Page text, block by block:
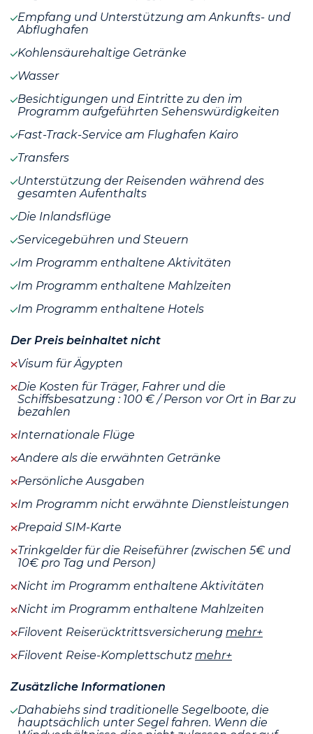
Empfang und Unterstützung am Ankunfts- und
Abflughafen
Kohlensäurehaltige Getränke
Wasser
Besichtigungen und Eintritte zu den im
Programm aufgeführten Sehenswürdigkeiten
Fast-Track-Service am Flughafen Kairo
Transfers
Unterstützung der Reisenden während des
gesamten Aufenthalts
Die Inlandsflüge
Servicegebühren und Steuern
Im Programm enthaltene Aktivitäten
Im Programm enthaltene Mahlzeiten
Im Programm enthaltene Hotels
Der Preis beinhaltet nicht
Visum für Ägypten
Die Kosten für Träger, Fahrer und die
Schiffsbesatzung : 100 € / Person vor Ort in Bar zu
bezahlen
Internationale Flüge
Andere als die erwähnten Getränke
Persönliche Ausgaben
Im Programm nicht erwähnte Dienstleistungen
Prepaid SIM-Karte
Trinkgelder für die Reiseführer (zwischen 5€ und
10€ pro Tag und Person)
Nicht im Programm enthaltene Aktivitäten
Nicht im Programm enthaltene Mahlzeiten
Filovent Reiserücktrittsversicherung mehr+
Filovent Reise-Komplettschutzmehr+
Zusätzliche Informationen
Dahabiehs sind traditionelle Segelboote, die
hauptsächlich unter Segel fahren. Wenn die